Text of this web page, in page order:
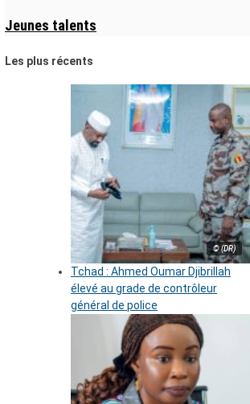
Jeunes talents
Les plus récents
© (DR)
Tchad : Ahmed Oumar Djibrillah
élevé au grade de contrôleur
général de police